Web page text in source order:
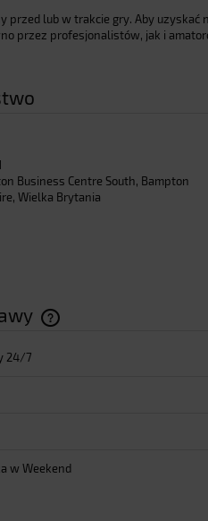
przed lub w trakcie gry. Aby
przez profesjonalistów, jak i
Business Centre South, Bampton
Wielka Brytania
24/7
w Weekend